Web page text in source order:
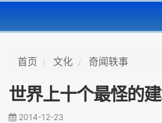
首页 文化 奇闻轶事
世界上十个最怪的
2014-12-23